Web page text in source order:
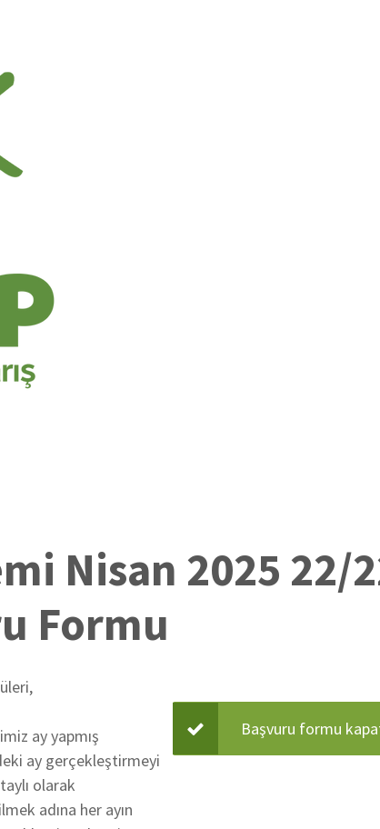
Nisan 2025 22/
Formu
ay yapmış
ay gerçekleştirmeyi
olarak
adına her ayın
Durum
Başvuru formu